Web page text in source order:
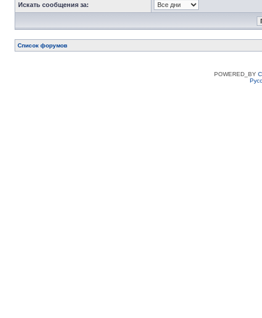
Искать сообщения за:
Список форумов
POWERED_BY